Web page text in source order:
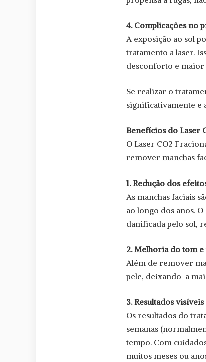
4. Complicações no
A exposição ao sol
tratamento a laser.
desconforto e maior
Se realizar o
significativamente e
Benefícios do Laser
O Laser CO2
remover manchas
1. Redução dos
As manchas faciais
ao longo dos anos.
danificada pelo sol,
2. Melhoria do tom
Além de remover
pele, deixando-a
3. Resultados
Os resultados do
semanas
tempo. Com
muitos meses ou